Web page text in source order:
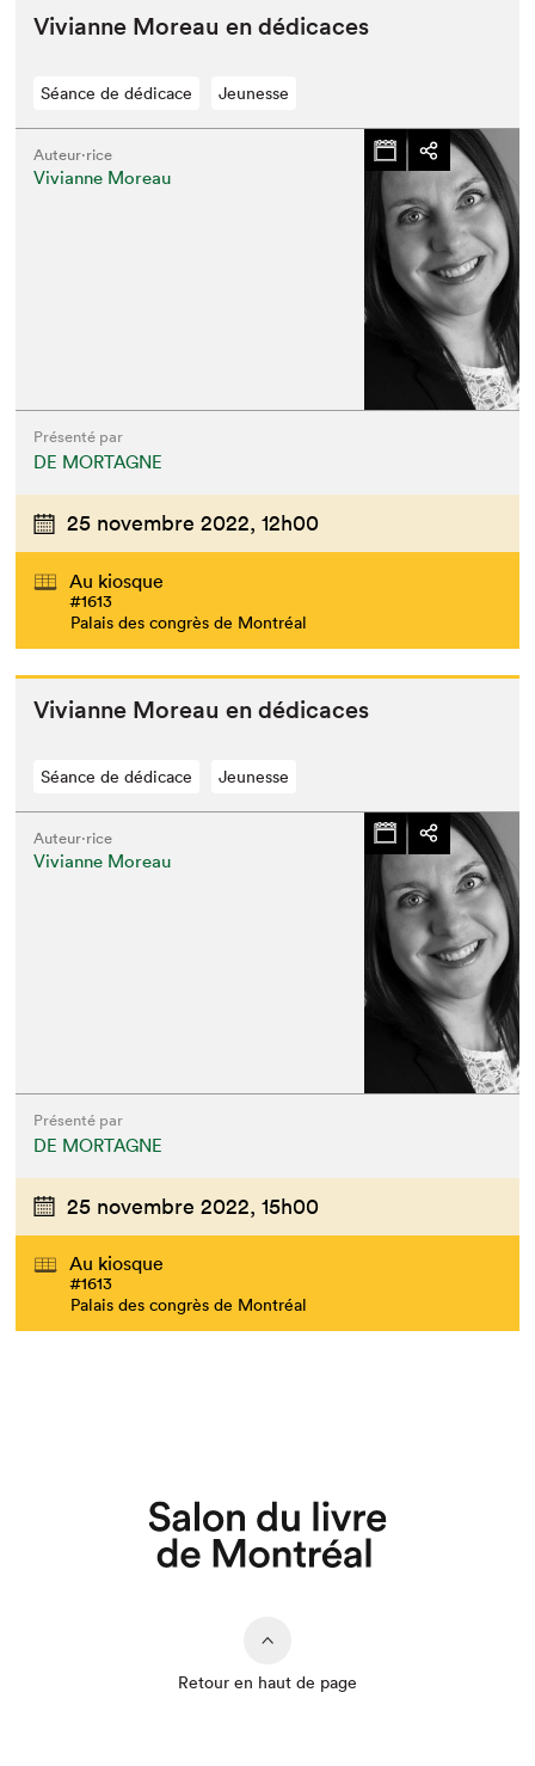
Que cherchez-vous?
Vivianne More­au en dédicaces
Séance de dédicace Jeunesse
Auteur·rice
Vivianne Moreau
Présenté par
DE MORTAGNE
25 novembre 2022, 12h00
Au kiosque
#1613
Palais des congrès de Montréal
Vivianne More­au en dédicaces
Séance de dédicace Jeunesse
Auteur·rice
Vivianne Moreau
Présenté par
DE MORTAGNE
25 novembre 2022, 15h00
Au kiosque
#1613
Palais des congrès de Montréal
Retour en haut de page